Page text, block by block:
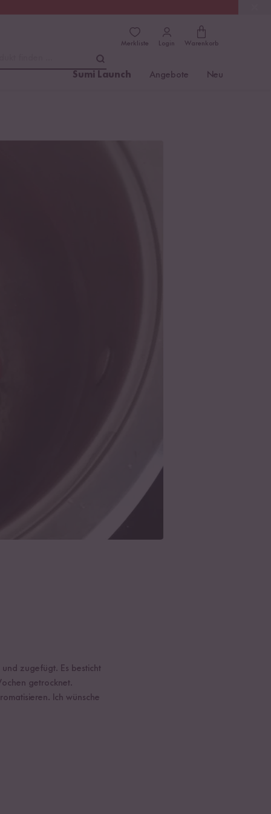
Merkliste Login Warenkorb
Sumi Launch Angebote Neu
zugefügt. Es besticht
getrocknet.
Ich wünsche